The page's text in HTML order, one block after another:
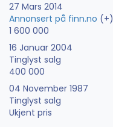
27 Mars 2014
Annonsert på finn.no (+)
1 600 000
16 Januar 2004
Tinglyst salg
400 000
04 November 1987
Tinglyst salg
Ukjent pris